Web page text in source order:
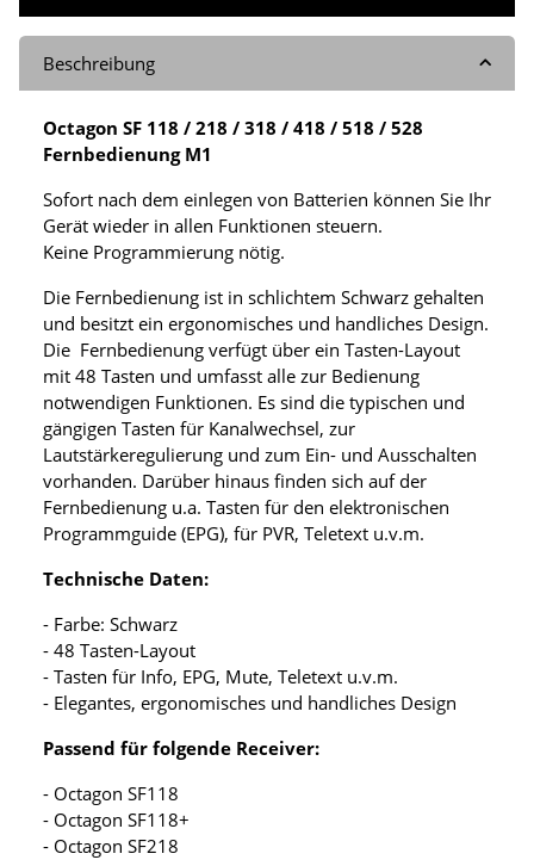
Beschreibung
Octagon SF 118 / 218 / 318 / 418 / 518 / 528
Fernbedienung M1
Sofort nach dem einlegen von Batterien können Sie Ihr
Gerät wieder in allen Funktionen steuern.
Keine Programmierung nötig.
Die Fernbedienung ist in schlichtem Schwarz gehalten
und besitzt ein ergonomisches und handliches Design.
Die Fernbedienung verfügt über ein Tasten-Layout
mit 48 Tasten und umfasst alle zur Bedienung
notwendigen Funktionen. Es sind die typischen und
gängigen Tasten für Kanalwechsel, zur
Lautstärkeregulierung und zum Ein- und Ausschalten
vorhanden. Darüber hinaus finden sich auf der
Fernbedienung u.a. Tasten für den elektronischen
Programmguide (EPG), für PVR, Teletext u.v.m.
Technische Daten:
- Farbe: Schwarz
- 48 Tasten-Layout
- Tasten für Info, EPG, Mute, Teletext u.v.m.
- Elegantes, ergonomisches und handliches Design
Passend für folgende Receiver:
- Octagon SF118
- Octagon SF118+
- Octagon SF218